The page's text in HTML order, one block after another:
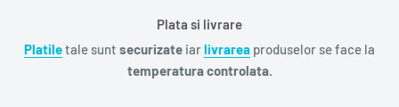
Plata si livrare
Platiletale sunt securizate iarlivrarea produselor se face la
temperatura controlata.